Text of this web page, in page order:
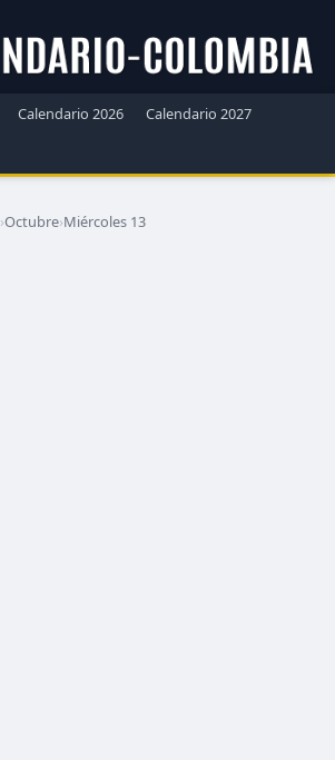
Calendario 2026
Calendario 2027
›Octubre›Miércoles 13